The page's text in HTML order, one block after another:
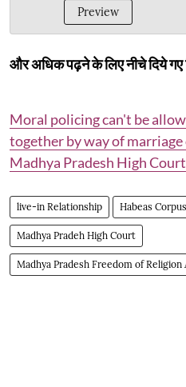
Preview
और अधिक पढ़ने के लिए नीचे दिये
Moral policing can't be
together by way of
Madhya Pradesh High Court
live-in Relationship Habeas
Madhya Pradeh High Court
Madhya Pradesh Freedom of Religion